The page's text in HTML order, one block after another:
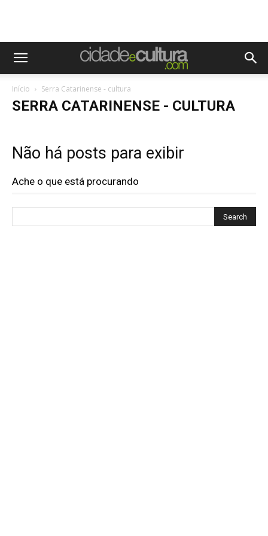
Início Serra Catarinense - cultura
SERRA CATARINENSE - CULTURA
Não há posts para exibir
Ache o que está procurando